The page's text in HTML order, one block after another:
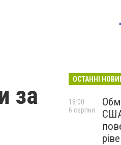
за
ОСТАННІ
18:00
6 серпня